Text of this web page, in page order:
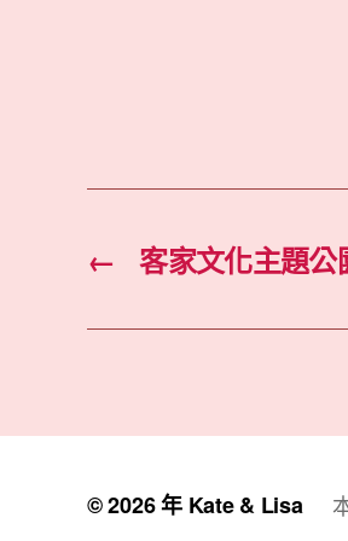
← 客家文化主題
© 2026 年 Kate & Lisa